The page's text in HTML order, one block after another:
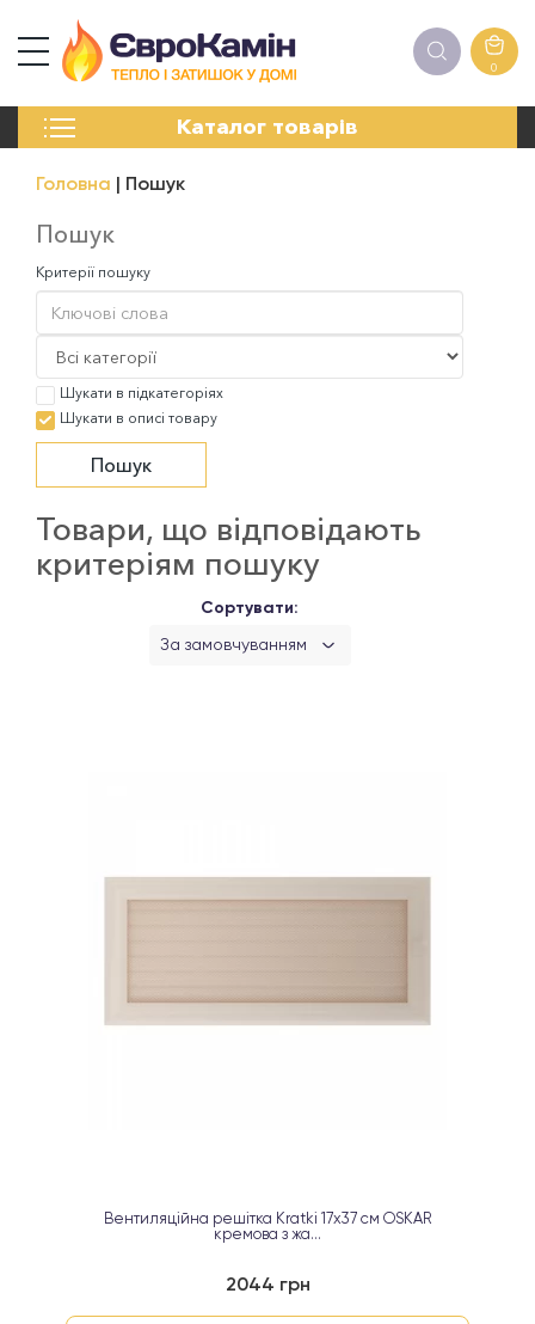
0
Каталог товарів
ПЕЧІ
ЕЛЕКТРОКАМІНИ
АКСЕСУАРИ
ХІМІЯ
ЕНЕРГОСИСТЕМИ
Головна Пошук
Пошук
Критерії пошуку
Шукати в підкатегоріях
Шукати в описі товару
Товари, що відповідають
критеріям пошуку
Сортувати:
За замовчуванням
Вентиляційна решітка Kratki 17х37 см OSKAR
кремова з жа...
2044 грн